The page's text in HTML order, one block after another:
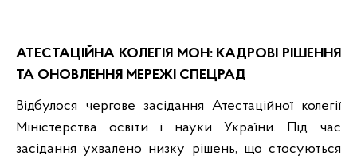
АТЕСТАЦІЙНА КОЛЕГІЯ МОН: КАДРОВІ РІШЕННЯ
ТА ОНОВЛЕННЯ МЕРЕЖІ СПЕЦРАД
Відбулося чергове засідання Атестаційної колегії
Міністерства освіти і науки України. Під час
засідання ухвалено низку рішень, що стосуються